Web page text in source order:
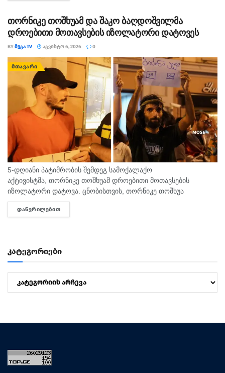
თორნიკე თოშხუამ და შაკო ბაღდოშვილმა
დროებითი მოთავსების იზოლატორი დატოვეს
BYᲛᲔᲒᲐ TV ᲐᲒᲕᲘᲡᲢᲝ 6, 2026 0
ᲛᲗᲐᲕᲐᲠᲘ
5-დღიანი პატიმრობის შემდეგ სამოქალაქო
აქტივისტმა, თორნიკე თოშხუამ დროებითი მოთავსების
იზოლატორი დატოვა. ცნობისთვის, თორნიკე თოშხუა
პოლიციამ 31 ივლისს, თბილისის საკრებულოსთან
დააკავა. მას ხელში ეკავა ბანერი "ბიძინა ყ - არაა/არის?".
ᲓᲐᲬᲕᲠᲘᲚᲔᲑᲘᲗ
კატეგორიები
კატეგორიები